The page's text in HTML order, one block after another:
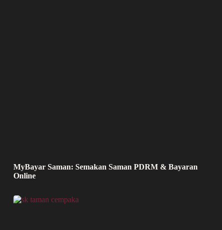
MyBayar Saman: Semakan Saman PDRM & Bayaran
Online